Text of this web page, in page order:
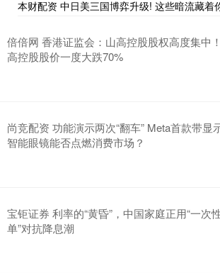
本财配资 中日美三国博弈升级! 这些暗流藏着
倍倍网 香港证监会：山高控股股权高度集中
高控股股价一度大跌70%
尚竞配资 功能演示两次“翻车” Meta首款带显
智能眼镜能否点燃消费市场？
宝钜证券 利率的“黄昏”，中国家庭正用“一次
单”对抗降息潮